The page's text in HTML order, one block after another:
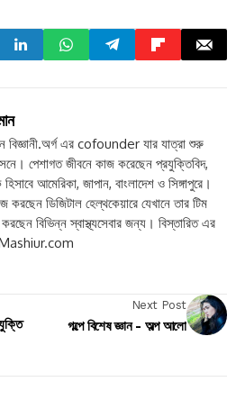
বিজ্ঞানী.অর্গ এর cofounder যার যাত্রা শুরু
পেশাগত জীবনে কাজ করেছেন প্রযুক্তিবিদ,
হিসাবে আমেরিকা, জাপান, বাংলাদেশ ও সিঙ্গাপুরে।
করছেন ডিজিটাল হেল্থকেয়ারে যেখানে তার টিম
বিভিন্ন স্বাস্থ্যসেবার জন্য। বিস্তারিত এর
Next Post
গল্পে বিশেষ জ্ঞান - অল্প আলো